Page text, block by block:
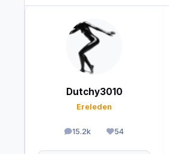
Dutchy3010
Ereleden
15.2k
berichten 54
Reputation